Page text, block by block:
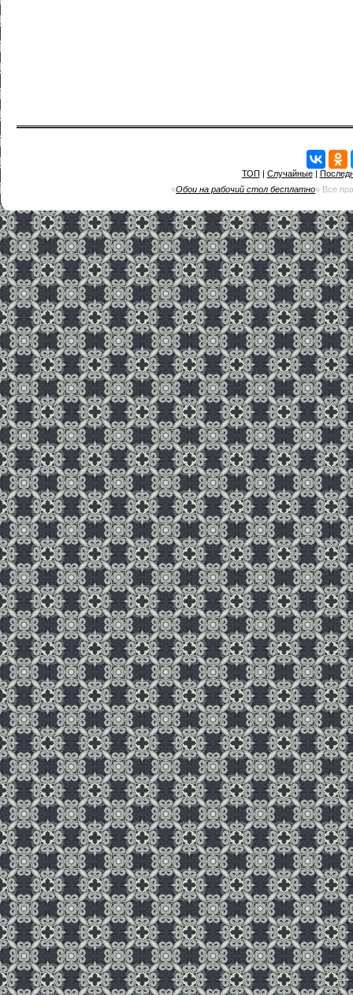
ТОП | Случайные|
«Обои на рабочий стол бесплатно» Все